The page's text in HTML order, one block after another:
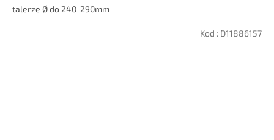
talerze Ø do 240-290mm
Kod : D11886157